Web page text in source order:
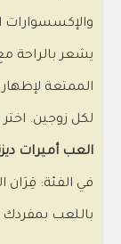
والإكسسوارات
يشعر بالراحة
الممتعة لإظهار
لكل زوجين.
العب أميرات
في الفئة: قِرَان
باللعب بمفردك